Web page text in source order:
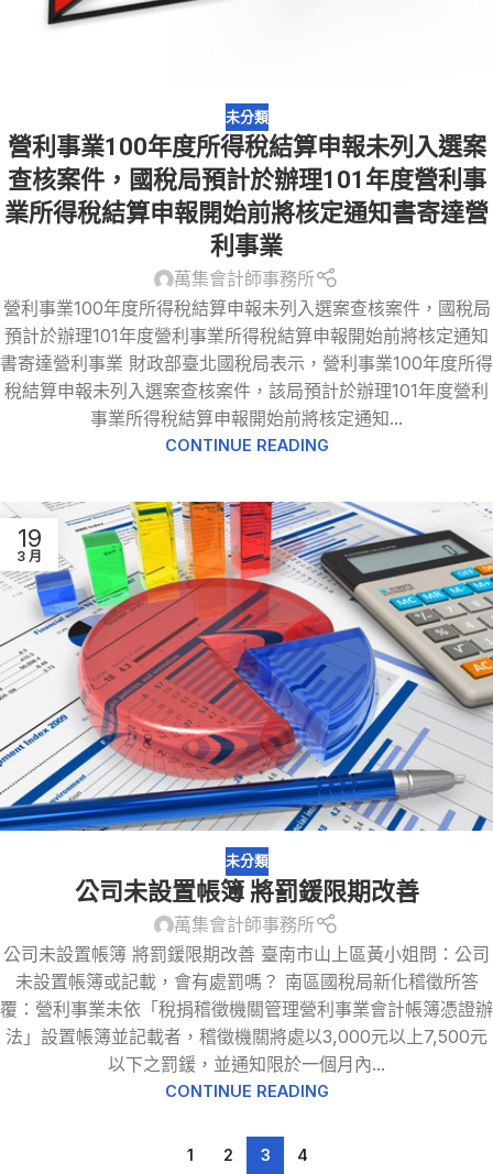
未分類
營利事業100年度所得稅結算申報未列入選案
查核案件，國稅局預計於辦理101年度營利事
業所得稅結算申報開始前將核定通知書寄達營
利事業
萬集會計師事務所
營利事業100年度所得稅結算申報未列入選案查核案件，國稅局
預計於辦理101年度營利事業所得稅結算申報開始前將核定通知
書寄達營利事業 財政部臺北國稅局表示，營利事業100年度所得
稅結算申報未列入選案查核案件，該局預計於辦理101年度營利
事業所得稅結算申報開始前將核定通知...
CONTINUE READING
19
3 月
未分類
公司未設置帳簿 將罰鍰限期改善
萬集會計師事務所
公司未設置帳簿 將罰鍰限期改善 臺南市山上區黃小姐問：公司
未設置帳簿或記載，會有處罰嗎？ 南區國稅局新化稽徵所答
覆：營利事業未依「稅捐稽徵機關管理營利事業會計帳簿憑證辦
法」設置帳簿並記載者，稽徵機關將處以3,000元以上7,500元
以下之罰鍰，並通知限於一個月內...
CONTINUE READING
1 2 3 4